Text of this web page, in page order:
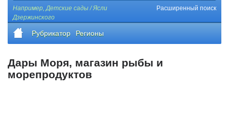
Например,Детские сады / Ясли
Дзержинского
Расширенный поиск
Рубрикатор Регионы
Дары Моря, магазин рыбы и
морепродуктов